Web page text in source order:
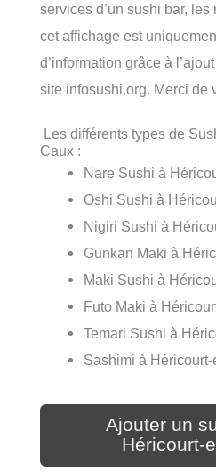
services d’un sushi bar,
cet affichage est
d’information grâce à
site infosushi.org. Merci de
Les différents types de
Caux :
Nare Sushi à
Oshi Sushi à
Nigiri Sushi à
Gunkan Maki à
Maki Sushi à
Futo Maki à
Temari Sushi à
Sashimi à Héricourt-
Ajouter un
Héricourt-